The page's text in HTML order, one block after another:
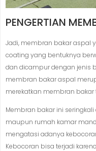
PENGERTIAN
Jadi, membran bakar aspal
coating yang bentuknya
dan dicampur dengan jenis
membran bakar aspal
merekatkan membran bakar
Membran bakar ini
maupun rumah kamar
mengatasi adanya
Kebocoran bisa terjadi